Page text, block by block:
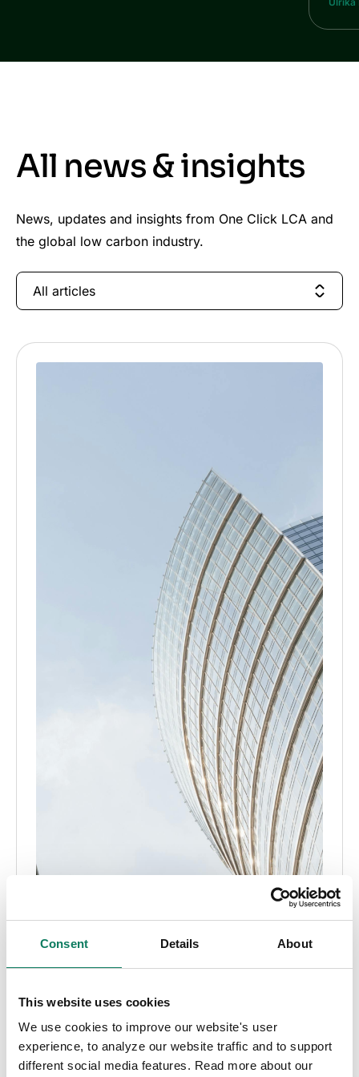
Consent Details About
This website uses cookies
We use cookies to improve our website's user
experience, to analyze our website traffic and to support
different social media features. Read more about our
All news & insights
News, updates and insights from One Click LCA and
the global low carbon industry.
All articles